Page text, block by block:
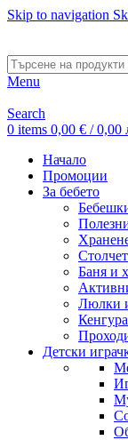
Skip to navigation
Menu
Search
0 items 0,00 € / 0,00
Начало
Промоции
За бебето
Баня и
Люлки
Детски